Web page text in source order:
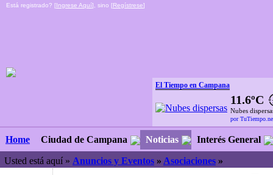
Está registrado? [Ingrese Aquí], sino [Regístrese]
El Tiempo en Campana
11.6ºC
Nubes
por
Home Ciudad de Campana Noticias Interés General
Usted está aquí » Anuncios y Eventos » Asociaciones »